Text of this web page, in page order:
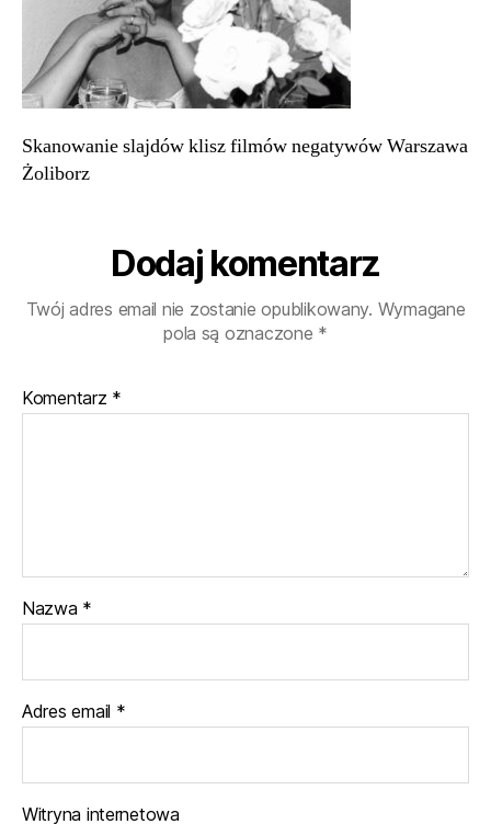
20
Skanowanie slajdów klisz filmów negatywów Warszawa
Żoliborz
Dodaj komentarz
Twój adres email nie zostanie opublikowany. Wymagane
pola są oznaczone *
Komentarz *
Nazwa *
Adres email *
Witryna internetowa